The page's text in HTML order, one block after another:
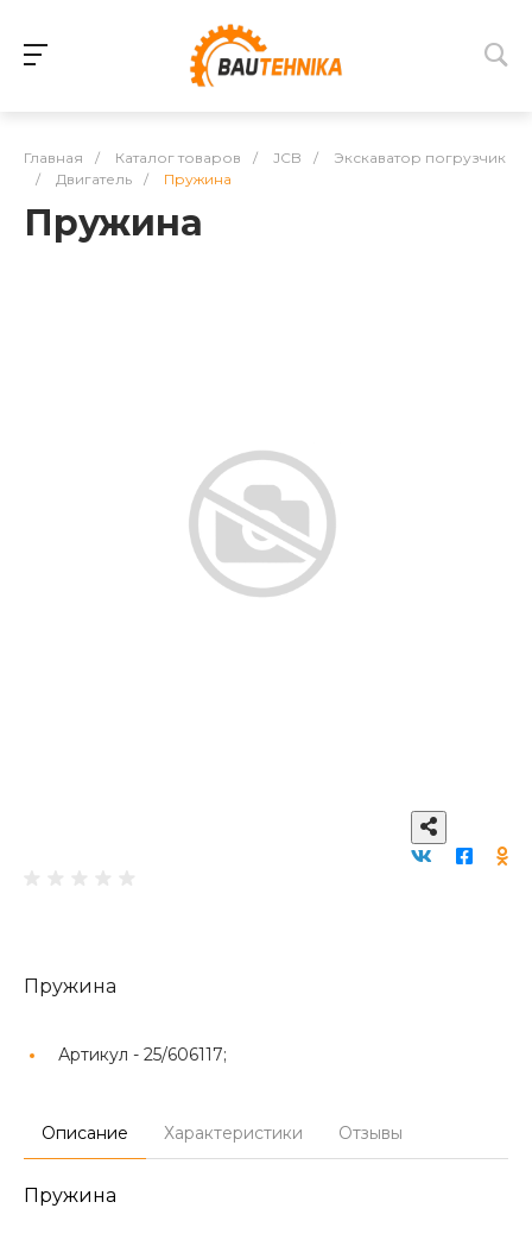
Главная / Каталог товаров / JCB /
Экскаватор погрузчик
/
Двигатель / Пружина
Пружина
Пружина
Артикул - 25/606117;
Описание Характеристики Отзывы
Пружина